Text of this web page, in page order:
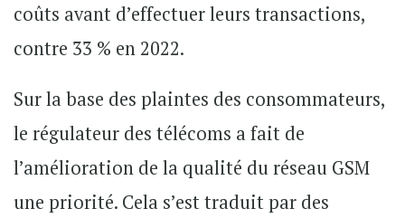
coûts avant d’effectuer leurs transactions,
contre 33 % en 2022.
Sur la base des plaintes des consommateurs,
le régulateur des télécoms a fait de
l’amélioration de la qualité du réseau GSM
une priorité. Cela s’est traduit par des